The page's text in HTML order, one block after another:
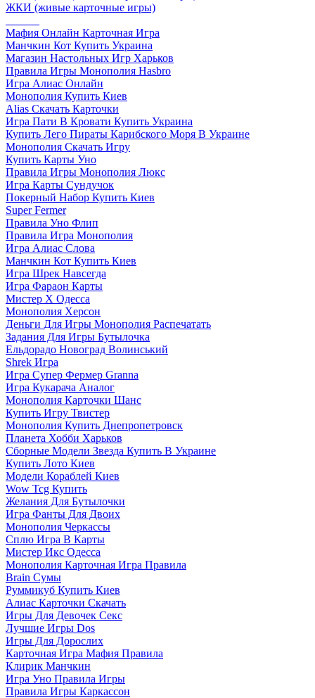
ЖКИ (живые карточные игры)
Мафия Онлайн Карточная Игра
Манчкин Кот Купить Украина
Магазин Настольных Игр Харьков
Правила Игры Монополия Hasbro
Игра Алиас Онлайн
Монополия Купить Киев
Alias Скачать Карточки
Игра Пати В Кровати Купить Украина
Купить Лего Пираты Карибского Моря В Украине
Монополия Скачать Игру
Купить Карты Уно
Правила Игры Монополия Люкс
Игра Карты Сундучок
Покерный Набор Купить Киев
Super Fermer
Правила Уно Флип
Правила Игра Монополия
Игра Алиас Слова
Манчкин Кот Купить Киев
Игра Шрек Навсегда
Игра Фараон Карты
Мистер Х Одесса
Монополия Херсон
Деньги Для Игры Монополия Распечатать
Задания Для Игры Бутылочка
Ельдорадо Новоград Волинський
Shrek Игра
Игра Супер Фермер Granna
Игра Кукарача Аналог
Монополия Карточки Шанс
Купить Игру Твистер
Монополия Купить Днепропетровск
Планета Хобби Харьков
Сборные Модели Звезда Купить В Украине
Купить Лото Киев
Модели Кораблей Киев
Wow Tcg Купить
Желания Для Бутылочки
Игра Фанты Для Двоих
Монополия Черкассы
Сплю Игра В Карты
Мистер Икс Одесса
Монополия Карточная Игра Правила
Brain Сумы
Руммикуб Купить Киев
Алиас Карточки Скачать
Игры Для Девочек Секс
Лучшие Игры Dos
Игры Для Дорослих
Карточная Игра Мафия Правила
Клирик Манчкин
Игра Уно Правила Игры
Правила Игры Каркассон